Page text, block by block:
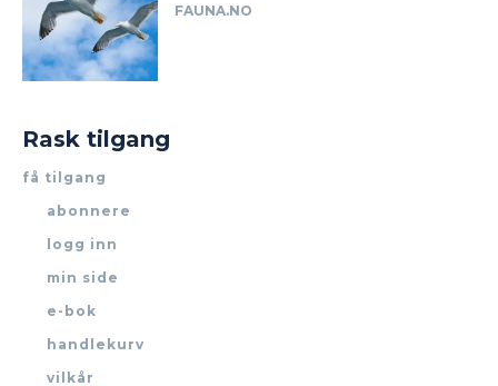
FAUNA.NO
Rask tilgang
få tilgang
abonnere
logg inn
min side
e-bok
handlekurv
vilkår